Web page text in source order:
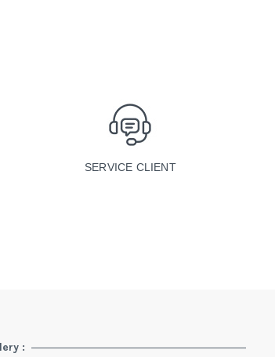
SERVICE CLIENT
: